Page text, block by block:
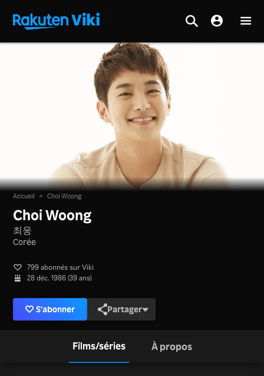
Accueil > Choi Woong
Choi Woong
최웅
Corée
799 abonnés sur Viki
28 déc. 1986 (39 ans)
S'abonner Partager
Films/séries À propos